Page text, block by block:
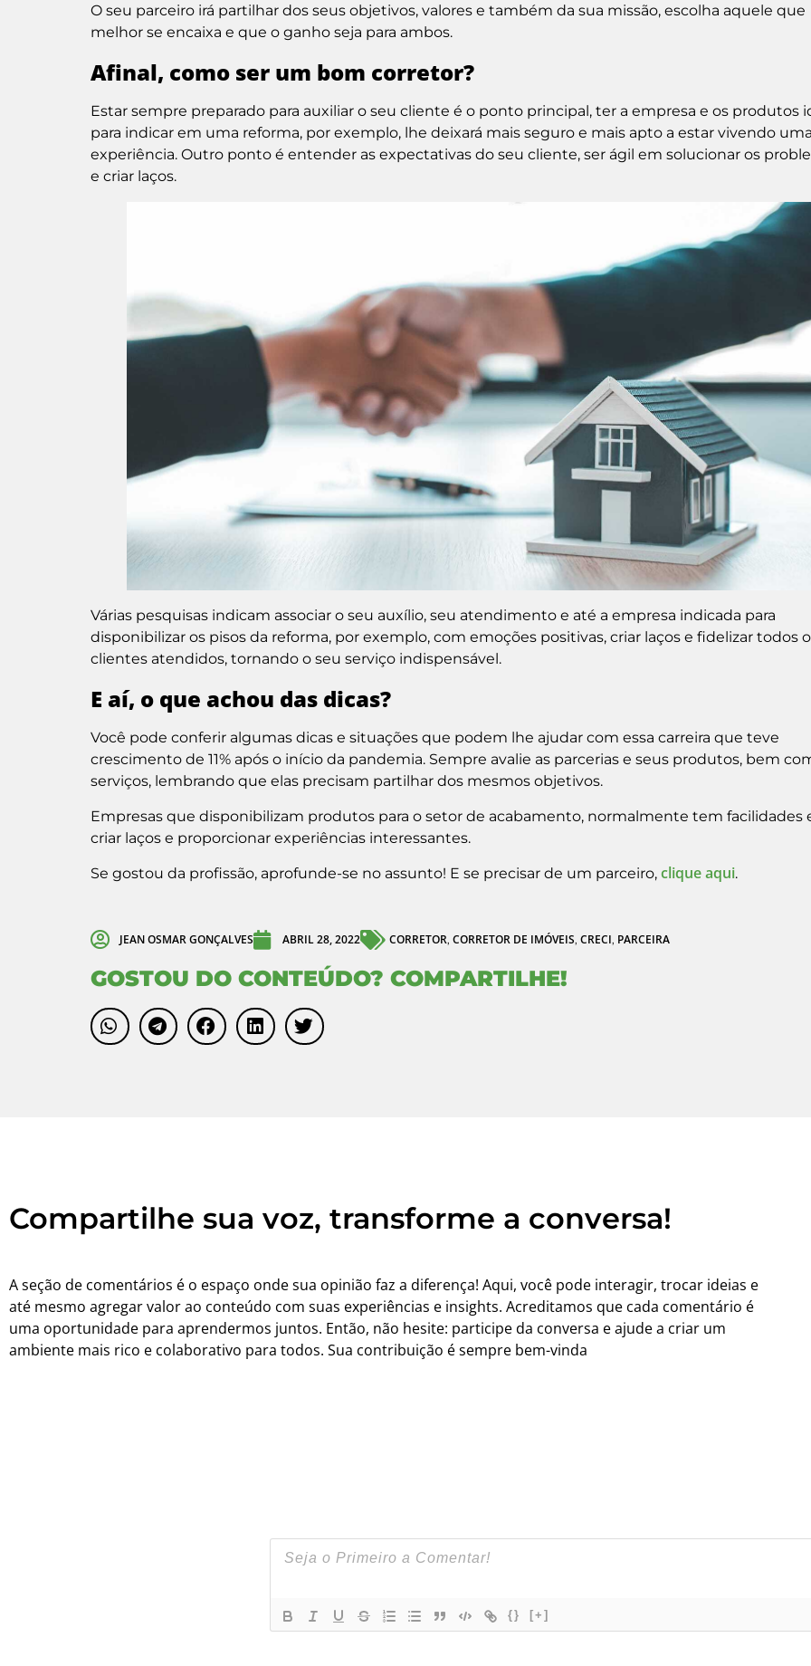
O seu parceiro irá partilhar dos seus objetivos, valores e também da sua missão, escolha aquele que
melhor se encaixa e que o ganho seja para ambos.
Afinal, como ser um bom corretor?
Estar sempre preparado para auxiliar o seu cliente é o ponto principal, ter a empresa e os produtos
para indicar em uma reforma, por exemplo, lhe deixará mais seguro e mais apto a estar vivendo
experiência. Outro ponto é entender as expectativas do seu cliente, ser ágil em solucionar os
e criar laços.
Várias pesquisas indicam associar o seu auxílio, seu atendimento e até a empresa indicada para
disponibilizar os pisos da reforma, por exemplo, com emoções positivas, criar laços e fidelizar todos
clientes atendidos, tornando o seu serviço indispensável.
E aí, o que achou das dicas?
Você pode conferir algumas dicas e situações que podem lhe ajudar com essa carreira que teve
crescimento de 11% após o início da pandemia. Sempre avalie as parcerias e seus produtos, bem
serviços, lembrando que elas precisam partilhar dos mesmos objetivos.
Empresas que disponibilizam produtos para o setor de acabamento, normalmente tem facilidades
criar laços e proporcionar experiências interessantes.
Se gostou da profissão, aprofunde-se no assunto! E se precisar de um parceiro, clique aqui.
JEAN OSMAR GONÇALVES ABRIL 28, 2022 CORRETOR, CORRETOR DE IMÓVEIS, CRECI, PARCEIRA
GOSTOU DO CONTEÚDO? COMPARTILHE!
Compartilhe sua voz, transforme a conversa!
A seção de comentários é o espaço onde sua opinião faz a diferença! Aqui, você pode interagir, trocar ideias e
até mesmo agregar valor ao conteúdo com suas experiências e insights. Acreditamos que cada comentário é
uma oportunidade para aprendermos juntos. Então, não hesite: participe da conversa e ajude a criar um
ambiente mais rico e colaborativo para todos. Sua contribuição é sempre bem-vinda
{} [+]